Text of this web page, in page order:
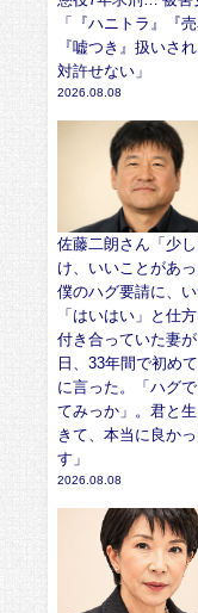
「『ハニトラ』『売
『嘘つき』扱いさ
対許せない」
2026.08.08
佐藤二朗さん「少
け、いいことがあっ
僕のハグ要請に、い
「はいはい」と仕方
付き合っていた妻
日、33年間で初め
に言った。「ハグで
てみっか」。君と
きて、本当に良か
す」
2026.08.08